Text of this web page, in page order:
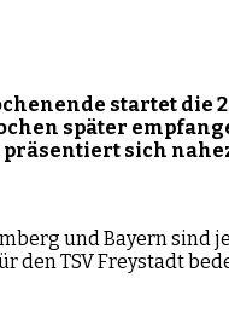
startet die
später
sich
und Bayern
TSV Freystadt